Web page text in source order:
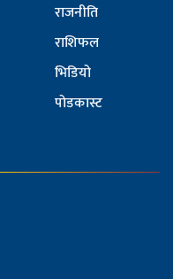
राजनीति
राशिफल
भिडियो
पोडकास्ट